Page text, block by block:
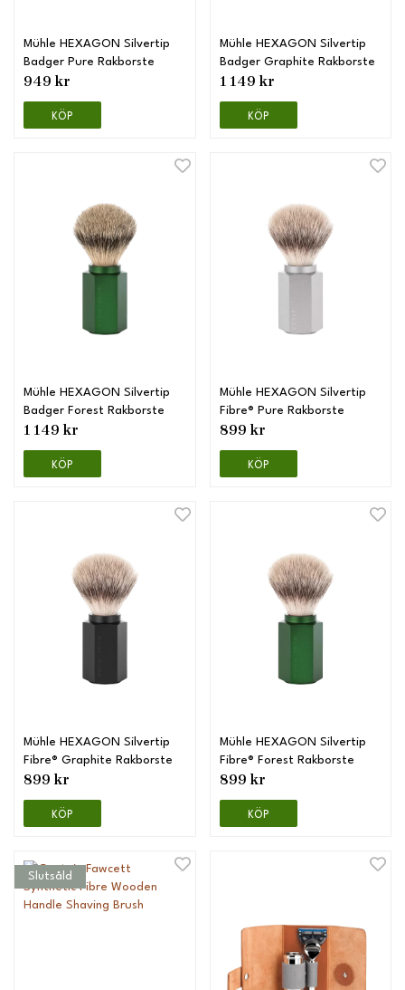
Mühle HEXAGON Silvertip
Badger Pure Rakborste
949 kr
KÖP
Mühle HEXAGON Silvertip
Badger Graphite Rakborste
1 149 kr
KÖP
Mühle HEXAGON Silvertip
Badger Forest Rakborste
1 149 kr
KÖP
Mühle HEXAGON Silvertip
Fibre® Pure Rakborste
899 kr
KÖP
Mühle HEXAGON Silvertip
Fibre® Graphite Rakborste
899 kr
KÖP
Mühle HEXAGON Silvertip
Fibre® Forest Rakborste
899 kr
KÖP
Slutsåld